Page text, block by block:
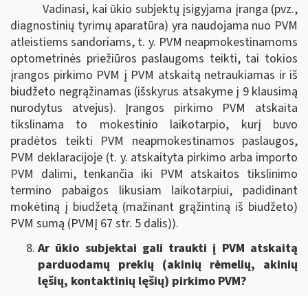
Vadinasi, kai ūkio subjektų įsigyjama įranga (pvz.,
diagnostinių tyrimų aparatūra) yra naudojama nuo PVM
atleistiems sandoriams, t. y. PVM neapmokestinamoms
optometrinės priežiūros paslaugoms teikti, tai tokios
įrangos pirkimo PVM į PVM atskaitą netraukiamas ir iš
biudžeto negrąžinamas (išskyrus atsakyme į 9 klausimą
nurodytus atvejus). Įrangos pirkimo PVM atskaita
tikslinama to mokestinio laikotarpio, kurį buvo
pradėtos teikti PVM neapmokestinamos paslaugos,
PVM deklaracijoje (t. y. atskaityta pirkimo arba importo
PVM dalimi, tenkančia iki PVM atskaitos tikslinimo
termino pabaigos likusiam laikotarpiui, padidinant
mokėtiną į biudžetą (mažinant grąžintiną iš biudžeto)
PVM sumą (PVMĮ 67 str. 5 dalis)).
Ar ūkio subjektai gali traukti į PVM atskaitą
parduodamų prekių (akinių rėmelių, akinių
lęšių, kontaktinių lęšių) pirkimo PVM?